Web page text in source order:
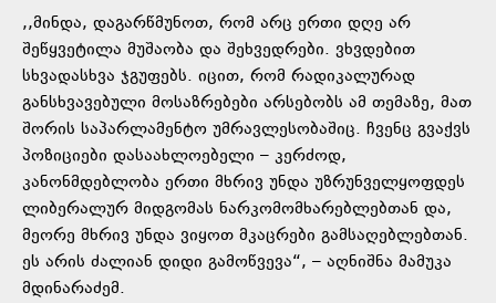
,,მინდა, დაგარწმუნოთ, რომ არც ერთი დღე არ
შეწყვეტილა მუშაობა და შეხვედრები. ვხვდებით
სხვადასხვა ჯგუფებს. იცით, რომ რადიკალურად
განსხვავებული მოსაზრებები არსებობს ამ თემაზე, მათ
შორის საპარლამენტო უმრავლესობაშიც. ჩვენც გვაქვს
პოზიციები დასაახლოებელი – კერძოდ,
კანონმდებლობა ერთი მხრივ უნდა უზრუნველყოფდეს
ლიბერალურ მიდგომას ნარკომომხარებლებთან და,
მეორე მხრივ უნდა ვიყოთ მკაცრები გამსაღებლებთან.
ეს არის ძალიან დიდი გამოწვევა“, – აღნიშნა მამუკა
მდინარაძემ.